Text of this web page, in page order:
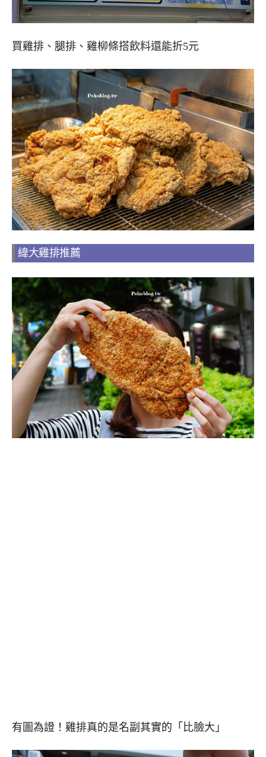
買雞排、腿排、雞柳條搭飲料還能折5元
緯大雞排推薦
有圖為證！雞排真的是名副其實的「比臉大」